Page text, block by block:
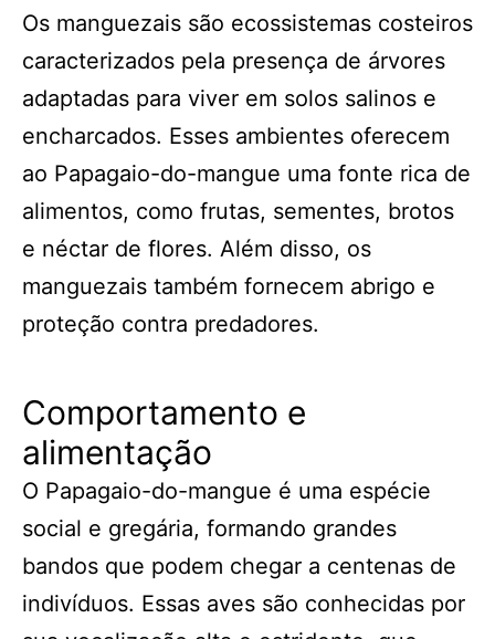
Os manguezais são ecossistemas costeiros
caracterizados pela presença de árvores
adaptadas para viver em solos salinos e
encharcados. Esses ambientes oferecem
ao Papagaio-do-mangue uma fonte rica de
alimentos, como frutas, sementes, brotos
e néctar de flores. Além disso, os
manguezais também fornecem abrigo e
proteção contra predadores.
Comportamento e
alimentação
O Papagaio-do-mangue é uma espécie
social e gregária, formando grandes
bandos que podem chegar a centenas de
indivíduos. Essas aves são conhecidas por